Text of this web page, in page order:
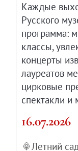
Каждые
Русского
программа:
классы,
концерты
лауреатов
цирковые
спектакли и
16.07.2026
Летний